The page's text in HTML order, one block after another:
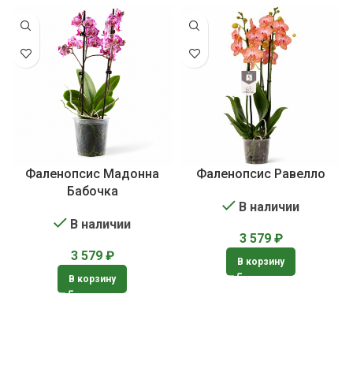
Фаленопсис Мадонна
Бабочка
В наличии
3 579 ₽
В корзину
Фаленопсис Равелло
В наличии
3 579 ₽
В корзину